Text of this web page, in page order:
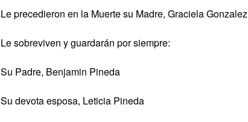
Le precedieron en la Muerte su Madre, Graciela Gonzalez
Le sobreviven y guardarán por siempre:
Su Padre, Benjamin Pineda
Su devota esposa, Leticia Pineda